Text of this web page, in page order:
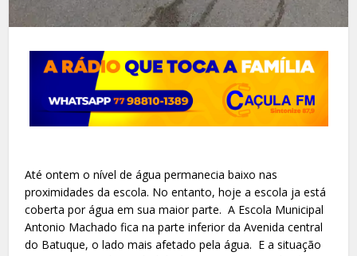
Até ontem o nível de água permanecia baixo nas
proximidades da escola. No entanto, hoje a escola ja está
coberta por água em sua maior parte. A Escola Municipal
Antonio Machado fica na parte inferior da Avenida central
do Batuque, o lado mais afetado pela água. E a situação